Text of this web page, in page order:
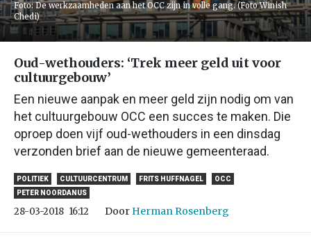
Foto: De werkzaamheden aan het OCC zijn in volle gang. (Foto Winish
Chedi)
Oud-wethouders: ‘Trek meer geld uit voor
cultuurgebouw’
Een nieuwe aanpak en meer geld zijn nodig om van
het cultuurgebouw OCC een succes te maken. Die
oproep doen vijf oud-wethouders in een dinsdag
verzonden brief aan de nieuwe gemeenteraad.
POLITIEK CULTUURCENTRUM FRITS HUFFNAGEL
OCC
PETER NOORDANUS
28-03-2018 16:12 Door Herman Rosenberg